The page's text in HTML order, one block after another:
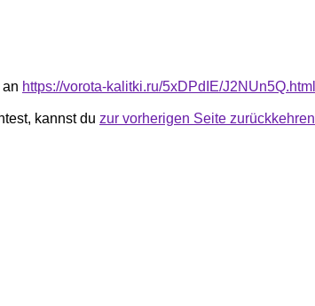
https://vorota-kalitki.ru/5xDPdIE/J2NUn5Q.html
kannst du zur vorherigen Seite zurückkehren